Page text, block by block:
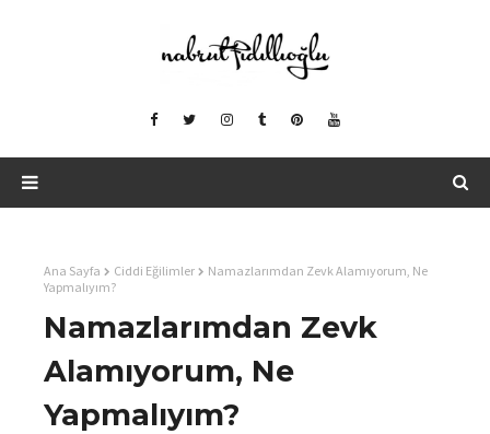
Ana Sayfa Ciddi Eğilimler
Namazlarımdan Zevk Alamıyorum, Ne
Yapmalıyım?
Namazlarımdan Zevk
Alamıyorum, Ne
Yapmalıyım?